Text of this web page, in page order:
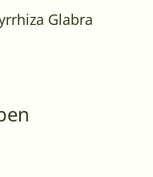
Glabra